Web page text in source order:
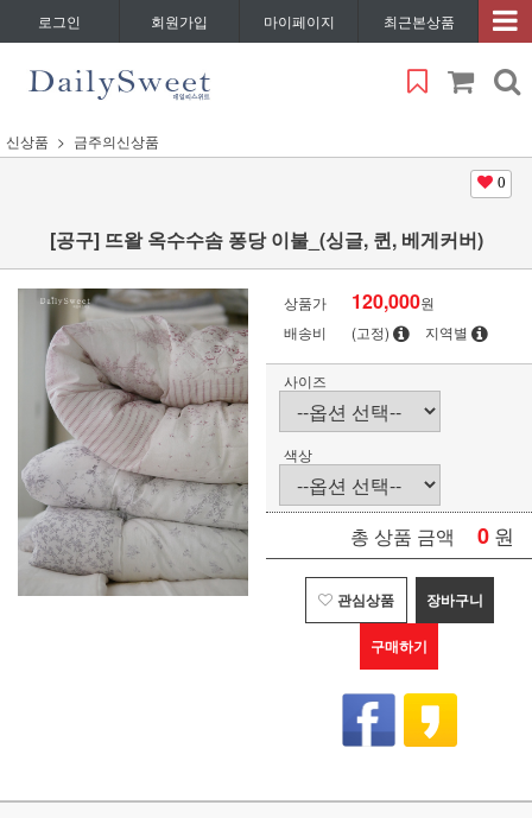
로그인 회원가입 마이페이지 최근본상품
신상품 금주의신상품
0
[공구] 뜨왈 옥수수솜 퐁당 이불_(싱글, 퀸, 베게커버)
상품가 120,000원
배송비
(고정) 지역별
사이즈
색상
총 상품 금액 0 원
관심상품 장바구니
구매하기